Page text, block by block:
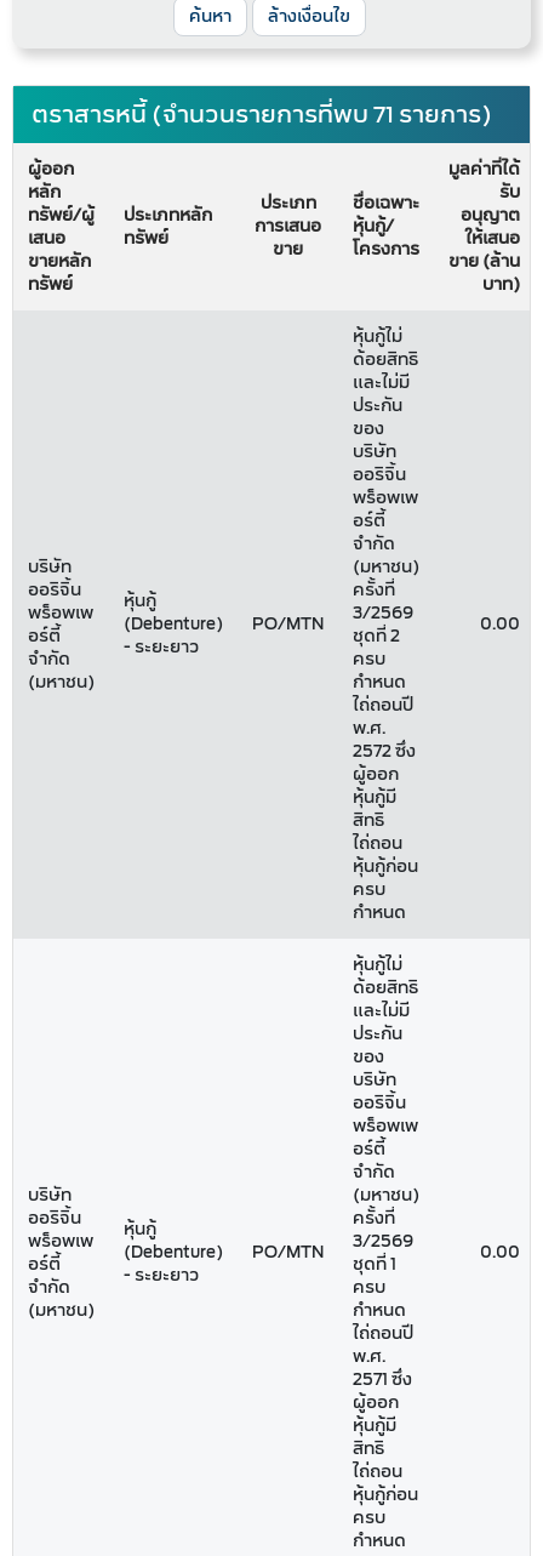
ค้นหา ล้างเงื่อนไข
ตราสารหนี้ (จำนวนรายการที่พบ 71 รายการ)
ผู้ออก
หลัก
ทรัพย์/ผู้
เสนอ
ขายหลัก
ทรัพย์
ประเภทหลัก
ทรัพย์
ประเภท
การเสนอ
ขาย
ชื่อเฉพาะ
หุ้นกู้/
โครงการ
มูลค่าที่ได้
รับ
อนุญาต
ให้เสนอ
ขาย (ล้าน
บาท)
บริษัท
ออริจิ้น
พร็อพเพ
อร์ตี้
จำกัด
(มหาชน)
หุ้นกู้
(Debenture)
- ระยะยาว
PO/MTN
หุ้นกู้ไม่
ด้อยสิทธิ
และไม่มี
ประกัน
ของ
บริษัท
ออริจิ้น
พร็อพเพ
อร์ตี้
จำกัด
(มหาชน)
ครั้งที่
3/2569
ชุดที่ 2
ครบ
กำหนด
ไถ่ถอนปี
พ.ศ.
2572 ซึ่ง
ผู้ออก
หุ้นกู้มี
สิทธิ
ไถ่ถอน
หุ้นกู้ก่อน
ครบ
กำหนด
0.00
บริษัท
ออริจิ้น
พร็อพเพ
อร์ตี้
จำกัด
(มหาชน)
หุ้นกู้
(Debenture)
- ระยะยาว
PO/MTN
หุ้นกู้ไม่
ด้อยสิทธิ
และไม่มี
ประกัน
ของ
บริษัท
ออริจิ้น
พร็อพเพ
อร์ตี้
จำกัด
(มหาชน)
ครั้งที่
3/2569
ชุดที่ 1
ครบ
กำหนด
ไถ่ถอนปี
พ.ศ.
2571 ซึ่ง
ผู้ออก
หุ้นกู้มี
สิทธิ
ไถ่ถอน
หุ้นกู้ก่อน
ครบ
กำหนด
0.00